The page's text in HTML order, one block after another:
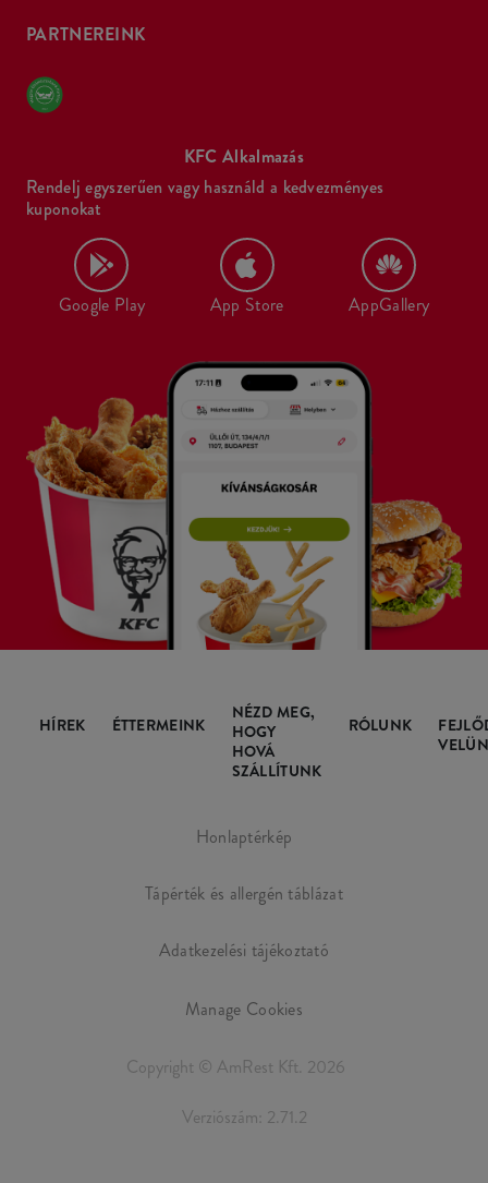
PARTNEREINK
KFC Alkalmazás
Rendelj egyszerűen vagy használd a kedvezményes
kuponokat
Google Play App Store AppGallery
HÍREK ÉTTERMEINK
NÉZD MEG,
HOGY
HOVÁ
SZÁLLÍTUNK
RÓLUNK
Honlaptérkép
Tápérték és allergén táblázat
Adatkezelési tájékoztató
Manage Cookies
Copyright © AmRest Kft. 2026
Verziószám: 2.71.2